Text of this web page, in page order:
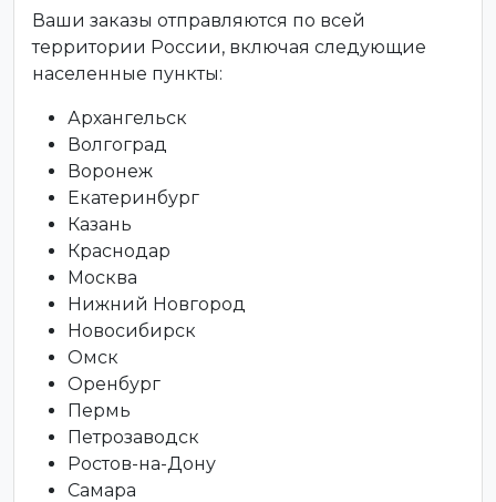
Ваши заказы отправляются по всей
территории России, включая следующие
населенные пункты:
Архангельск
Волгоград
Воронеж
Екатеринбург
Казань
Краснодар
Москва
Нижний Новгород
Новосибирск
Омск
Оренбург
Пермь
Петрозаводск
Ростов-на-Дону
Самара